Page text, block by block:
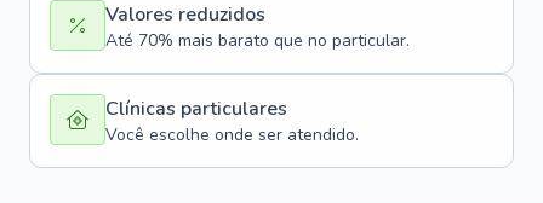
Valores reduzidos
Até 70% mais barato que no particular.
Clínicas particulares
Você escolhe onde ser atendido.